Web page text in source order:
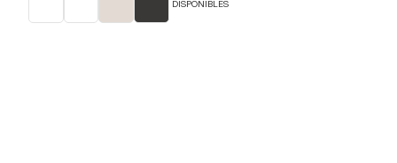
DISPONIBLES